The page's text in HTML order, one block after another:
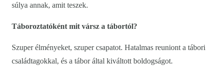
súlya annak, amit teszek.
Táboroztatóként mit vársz a tábortól?
Szuper élményeket, szuper csapatot. Hatalmas reuniont a tábori
családtagokkal, és a tábor által kiváltott boldogságot.